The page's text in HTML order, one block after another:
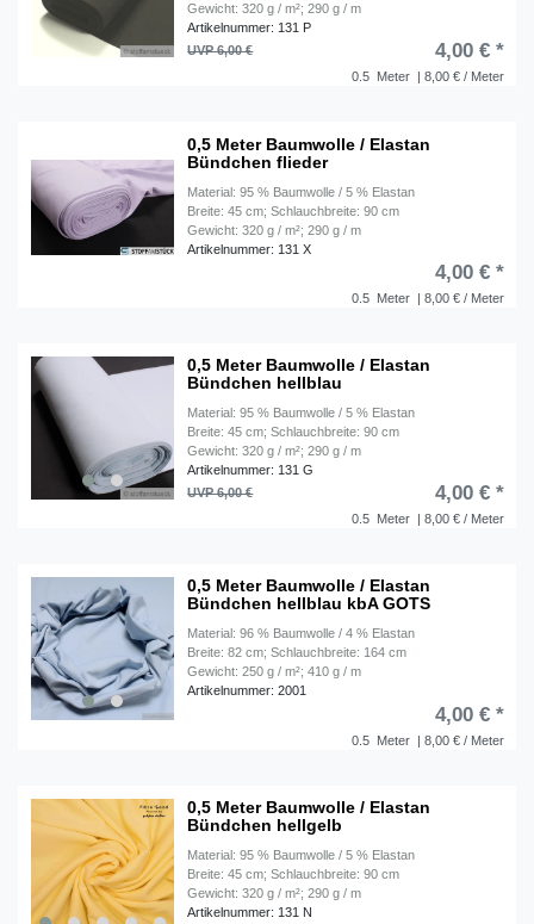
Gewicht: 320 g / m²; 290 g / m
Artikelnummer: 131 P
0.5 Meter | 8,00 € / Meter
UVP 6,00 € 4,00 € *
0,5 Meter Baumwolle / Elastan
Bündchen flieder
Material: 95 % Baumwolle / 5 % Elastan
Breite: 45 cm; Schlauchbreite: 90 cm
Gewicht: 320 g / m²; 290 g / m
Artikelnummer: 131 X
0.5 Meter | 8,00 € / Meter
4,00 € *
0,5 Meter Baumwolle / Elastan
Bündchen hellblau
Material: 95 % Baumwolle / 5 % Elastan
Breite: 45 cm; Schlauchbreite: 90 cm
Gewicht: 320 g / m²; 290 g / m
Artikelnummer: 131 G
0.5 Meter | 8,00 € / Meter
UVP 6,00 € 4,00 € *
0,5 Meter Baumwolle / Elastan
Bündchen hellblau kbA GOTS
Material: 96 % Baumwolle / 4 % Elastan
Breite: 82 cm; Schlauchbreite: 164 cm
Gewicht: 250 g / m²; 410 g / m
Artikelnummer: 2001
0.5 Meter | 8,00 € / Meter
4,00 € *
0,5 Meter Baumwolle / Elastan
Bündchen hellgelb
Material: 95 % Baumwolle / 5 % Elastan
Breite: 45 cm; Schlauchbreite: 90 cm
Gewicht: 320 g / m²; 290 g / m
Artikelnummer: 131 N